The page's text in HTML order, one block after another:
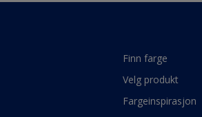
Finn farge
Velg produkt
Fargeinspirasjon